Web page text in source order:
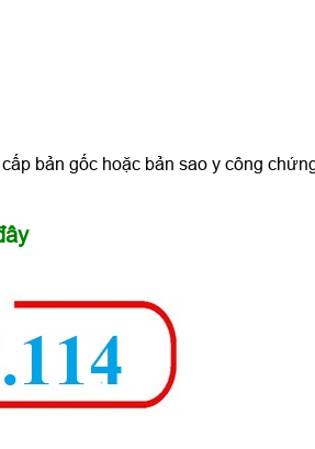
bản gốc hoặc bản sao y công